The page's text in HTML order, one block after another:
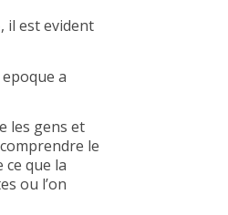
il est evident
a
les gens et
le
que la
ou l’on